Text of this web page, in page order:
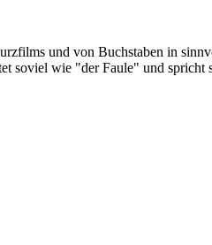
und von Buchstaben in
soviel wie "der Faule" und spricht